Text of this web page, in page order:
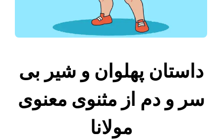
داستان پهلوان و شیر بی
سر و دم از مثنوی معنوی
مولانا